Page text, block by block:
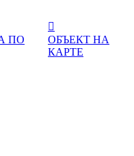
ПО

ОБЪЕКТ НА
КАРТЕ